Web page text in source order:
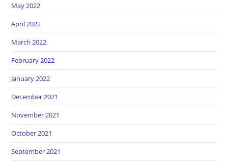
May 2022
April 2022
March 2022
February 2022
January 2022
December 2021
November 2021
October 2021
September 2021